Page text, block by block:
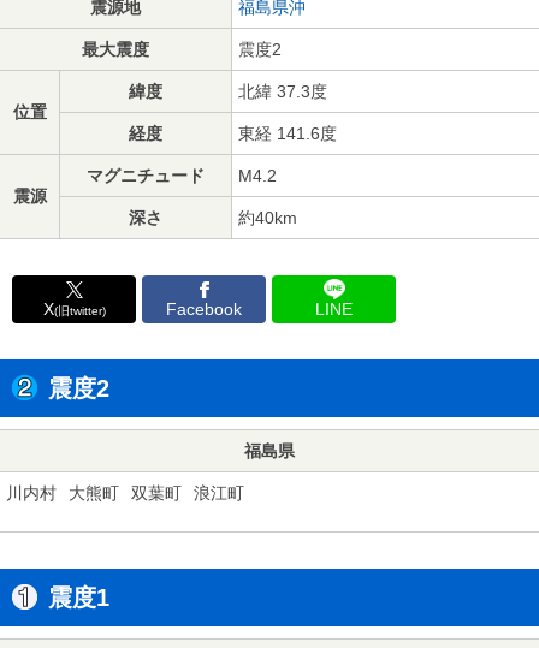
震源地 福島県沖
最大震度 震度2
位置
緯度 北緯 37.3度
経度 東経 141.6度
震源
マグニチュード M4.2
深さ 約40km
X(旧twitter) Facebook LINE
震度2
福島県
川内村 大熊町 双葉町 浪江町
震度1